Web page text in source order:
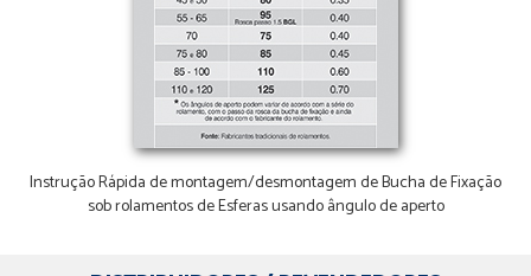
Instrução Rápida de montagem/desmontagem de Bucha de Fixação
sob rolamentos de Esferas usando ângulo de aperto